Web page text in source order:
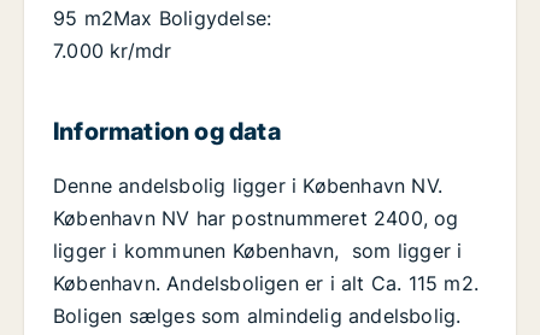
95 m2Max Boligydelse:
7.000 kr/mdr
Information og data
Denne andelsbolig ligger i København NV.
København NV har postnummeret 2400, og
ligger i kommunen København, som ligger i
København. Andelsboligen er i alt Ca. 115 m2.
Boligen sælges som almindelig andelsbolig.